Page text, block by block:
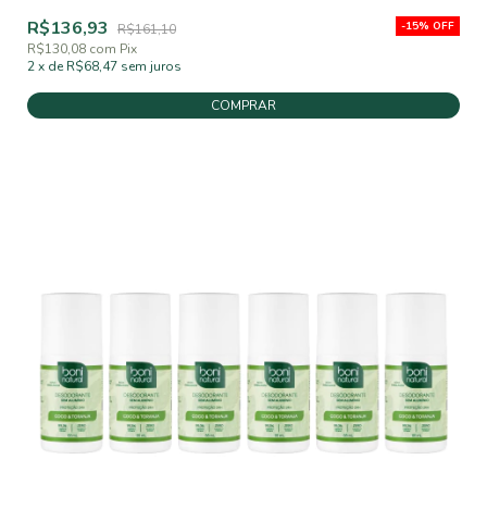
-15% OFF
R$136,93
R$161,10
R$130,08 com Pix
2x de R$68,47 sem juros